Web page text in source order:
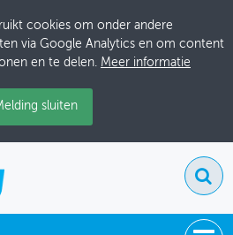
cookies om onder andere
via Google Analytics en om content
en te delen. Meer informatie
sluiten